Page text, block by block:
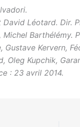
Léotard. Dir.
Barthélémy.
Gustave Kervern,
Oleg Kupchik,
: 23 avril 2014.